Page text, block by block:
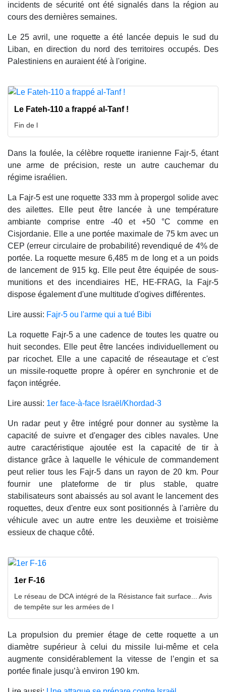
incidents de sécurité ont été signalés dans la région au
cours des dernières semaines.
Le 25 avril, une roquette a été lancée depuis le sud du
Liban, en direction du nord des territoires occupés. Des
Palestiniens en auraient été à l'origine.
Le Fateh-110 a frappé al-Tanf !
Fin de l
Dans la foulée, la célèbre roquette iranienne Fajr-5, étant
une arme de précision, reste un autre cauchemar du
régime israélien.
La Fajr-5 est une roquette 333 mm à propergol solide avec
des ailettes. Elle peut être lancée à une température
ambiante comprise entre -40 et +50 °C comme en
Cisjordanie. Elle a une portée maximale de 75 km avec un
CEP (erreur circulaire de probabilité) revendiqué de 4% de
portée. La roquette mesure 6,485 m de long et a un poids
de lancement de 915 kg. Elle peut être équipée de sous-
munitions et des incendiaires HE, HE-FRAG, la Fajr-5
dispose également d'une multitude d'ogives différentes.
Lire aussi: Fajr-5 ou l'arme qui a tué Bibi
La roquette Fajr-5 a une cadence de toutes les quatre ou
huit secondes. Elle peut être lancées individuellement ou
par ricochet. Elle a une capacité de réseautage et c'est
un missile-roquette propre à opérer en synchronie et de
façon intégrée.
Lire aussi: 1er face-à-face Israël/Khordad-3
Un radar peut y être intégré pour donner au système la
capacité de suivre et d'engager des cibles navales. Une
autre caractéristique ajoutée est la capacité de tir à
distance grâce à laquelle le véhicule de commandement
peut relier tous les Fajr-5 dans un rayon de 20 km. Pour
fournir une plateforme de tir plus stable, quatre
stabilisateurs sont abaissés au sol avant le lancement des
roquettes, deux d'entre eux sont positionnés à l'arrière du
véhicule avec un autre entre les deuxième et troisième
essieux de chaque côté.
1er F-16
Le réseau de DCA intégré de la Résistance fait surface... Avis
de tempête sur les armées de l
La propulsion du premier étage de cette roquette a un
diamètre supérieur à celui du missile lui-même et cela
augmente considérablement la vitesse de l’engin et sa
portée finale jusqu’à environ 190 km.